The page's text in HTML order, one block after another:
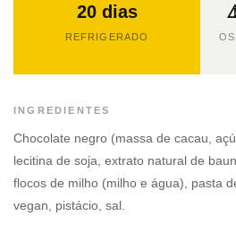
20 dias
REFRIGERADO
INGREDIENTES
Chocolate negro (massa de cacau,
lecitina de soja, extrato natural de
flocos de milho (milho e água), pasta
vegan, pistácio, sal.